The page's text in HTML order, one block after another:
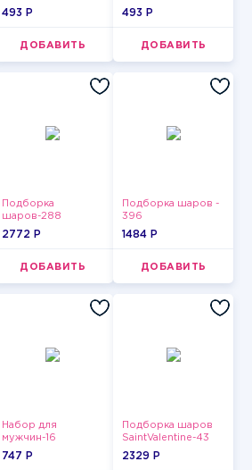
493 P
ДОБАВИТЬ
2
493 P
ДОБАВИТЬ
Подборка
шаров-288
2772 P
ДОБАВИТЬ
Подборка шаров -
396
1484 P
ДОБАВИТЬ
Набор для
мужчин-16
747 P
Подборка шаров
SaintValentine-43
2329 P